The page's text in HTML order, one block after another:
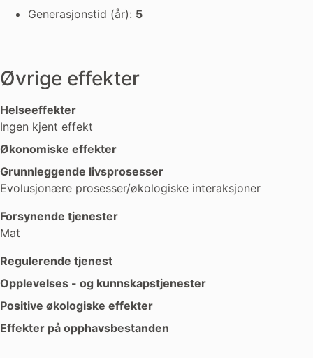
Generasjonstid (år): 5
Øvrige effekter
Helseeffekter
Ingen kjent effekt
Økonomiske effekter
Grunnleggende livsprosesser
Evolusjonære prosesser/økologiske interaksjoner
Forsynende tjenester
Mat
Regulerende tjenest
Opplevelses - og kunnskapstjenester
Positive økologiske effekter
Effekter på opphavsbestanden